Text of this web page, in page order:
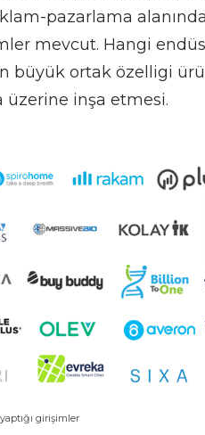
pazarlama
mevcut. Hangi
büyük ortak özelligi
üzerine inşa etmesi.
girişimler